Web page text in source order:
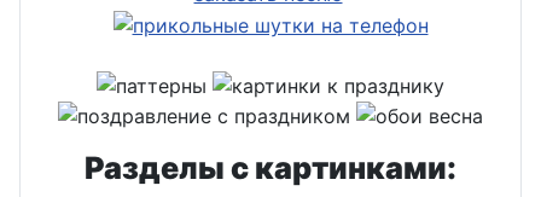
Разделы с картинками: